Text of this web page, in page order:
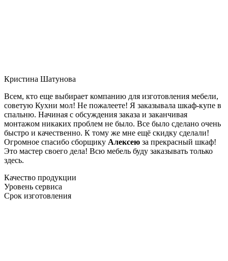
Кристина Шатунова
Всем, кто еще выбирает компанию для изготовления мебели,
советую Кухни мол! Не пожалеете! Я заказывала шкаф-купе в
спальню. Начиная с обсуждения заказа и заканчивая
монтажом никаких проблем не было. Все было сделано очень
быстро и качественно. К тому же мне ещё скидку сделали!
Огромное спасибо сборщику Алексею за прекрасный шкаф!
Это мастер своего дела! Всю мебель буду заказывать только
здесь.
Качество продукции
Уровень сервиса
Срок изготовления